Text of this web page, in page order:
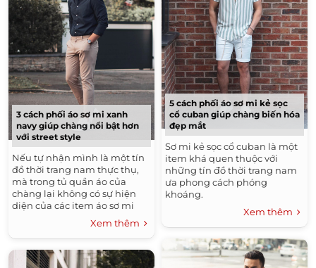
3 cách phối áo sơ mi xanh
navy giúp chàng nổi bật hơn
với street style
Nếu tự nhận mình là một tín
đồ thời trang nam thực thụ,
mà trong tủ quần áo của
chàng lại không có sự hiện
diện của các item áo sơ mi
Xem thêm
5 cách phối áo sơ mi kẻ sọc
cổ cuban giúp chàng biến hóa
đẹp mắt
Sơ mi kẻ sọc cổ cuban là một
item khá quen thuộc với
những tín đồ thời trang nam
ưa phong cách phóng
khoáng.
Xem thêm